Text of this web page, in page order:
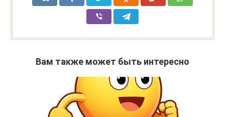
Вам также может быть интересно